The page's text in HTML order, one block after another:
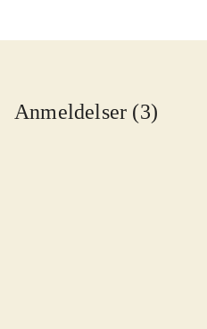
Anmeldelser (3)